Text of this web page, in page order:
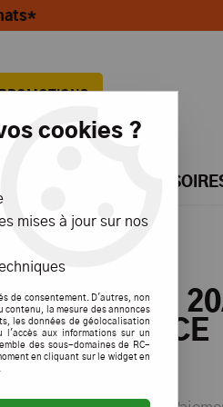
G Force
CABLE SIL.
1M- GFORCE
cookies ?
mises à jour sur nos
de consentement. D'autres, non
la mesure des annonces
les données de géolocalisation
aux informations sur un
des sous-domaines de RC-
en cliquant sur le widget en